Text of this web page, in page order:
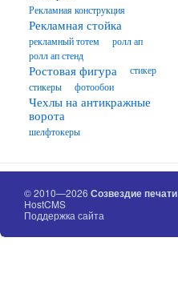
Рекламная конструкция
Рекламная стойка
рекламный тотем
ролл ап
ролл ап стенд
Ростовая фигура
стикер
стикеры
фотообои
Чехлы на антикражные
ворота
шелфтокеры
© 2010—2026 Созвездие печати
HostCMS
Поддержка сайта